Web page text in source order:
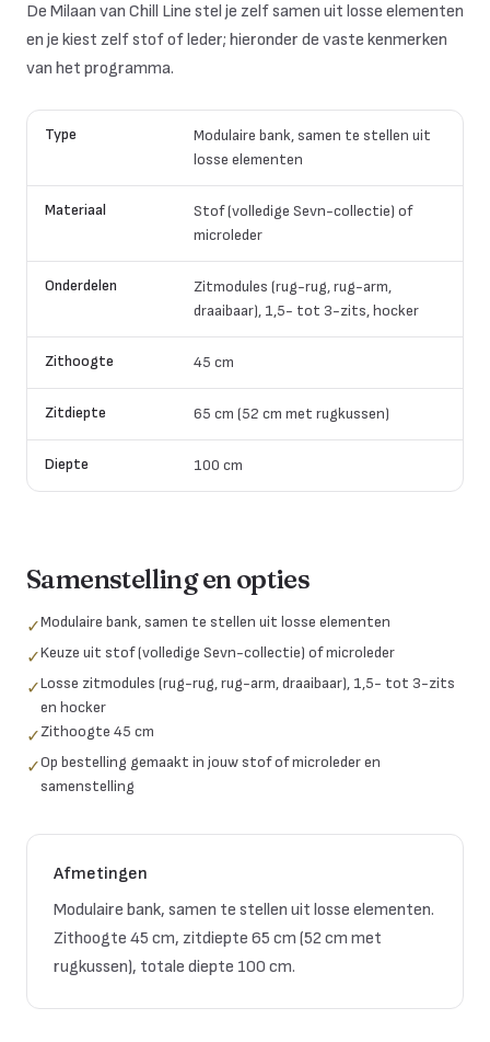
De Milaan van Chill Line stel je zelf samen uit losse elementen
en je kiest zelf stof of leder; hieronder de vaste kenmerken
van het programma.
Type
Modulaire bank, samen te stellen uit
losse elementen
Materiaal
Stof (volledige Sevn-collectie) of
microleder
Onderdelen
Zitmodules (rug-rug, rug-arm,
draaibaar), 1,5- tot 3-zits, hocker
Zithoogte 45 cm
Zitdiepte 65 cm (52 cm met rugkussen)
Diepte 100 cm
Samenstelling en opties
✓Modulaire bank, samen te stellen uit losse elementen
✓Keuze uit stof (volledige Sevn-collectie) of microleder
✓Losse zitmodules (rug-rug, rug-arm, draaibaar), 1,5- tot 3-zits
en hocker
✓Zithoogte 45 cm
✓Op bestelling gemaakt in jouw stof of microleder en
samenstelling
Afmetingen
Modulaire bank, samen te stellen uit losse elementen.
Zithoogte 45 cm, zitdiepte 65 cm (52 cm met
rugkussen), totale diepte 100 cm.